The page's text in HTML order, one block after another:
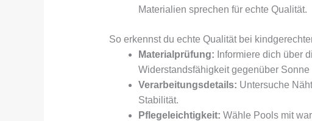
Materialien sprechen für echte Qualität.
So erkennst du echte Qualität bei
Materialprüfung: Informiere dich über
Widerstandsfähigkeit gegenüber
Verarbeitungsdetails: Untersuche
Stabilität.
Pflegeleichtigkeit: Wähle Pools mit